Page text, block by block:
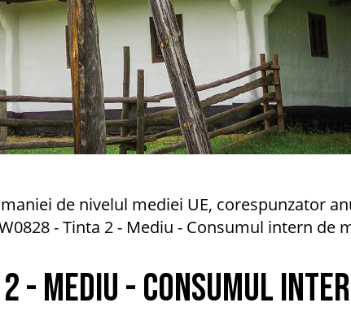
de nivelul mediei UE, corespunzator
- Tinta 2 - Mediu - Consumul intern de
- Mediu - Consumul